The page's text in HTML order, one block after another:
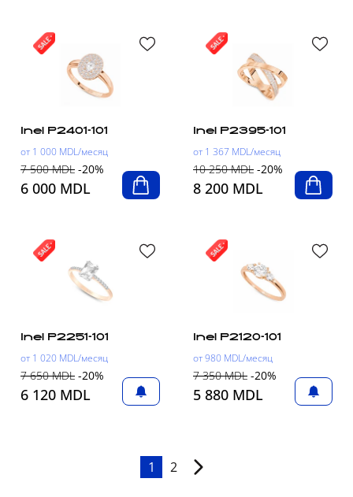
Inel P2401-101
от 1 000 MDL/месяц
6 000 MDL
7 500 MDL -20%
Inel P2395-101
от 1 367 MDL/месяц
8 200 MDL
10 250 MDL -20%
Inel P2251-101
от 1 020 MDL/месяц
6 120 MDL
7 650 MDL -20%
Inel P2120-101
от 980 MDL/месяц
5 880 MDL
7 350 MDL -20%
1 2